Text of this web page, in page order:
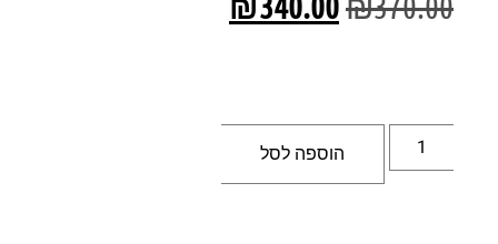
הוספה לסל